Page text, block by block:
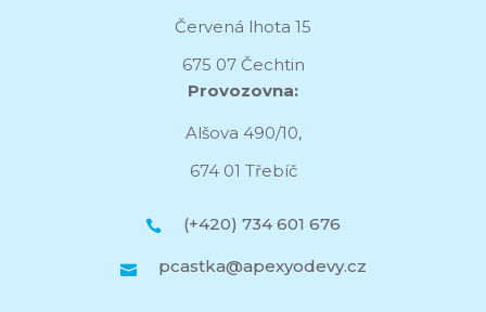
Červená lhota 15
675 07 Čechtin
Provozovna:
Alšova 490/10,
674 01 Třebíč
(+420) 734 601 676
pcastka@apexyodevy.cz